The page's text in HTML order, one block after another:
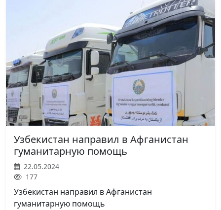
Узбекистан направил в Афганистан
гуманитарную помощь
22.05.2024
177
Узбекистан направил в Афганистан
гуманитарную помощь